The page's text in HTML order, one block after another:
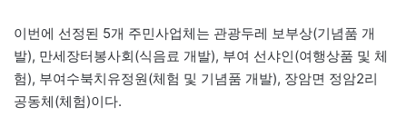
이번에 선정된 5개 주민사업체는 관광두레 보부상(기념품 개
발), 만세장터봉사회(식음료 개발), 부여 선샤인(여행상품 및 체
험), 부여수북치유정원(체험 및 기념품 개발), 장암면 정암2리
공동체(체험)이다.